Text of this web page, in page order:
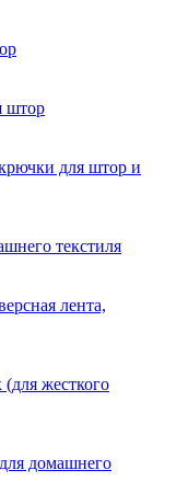
штор
для штор и
текстиля
лента,
жесткого
домашнего